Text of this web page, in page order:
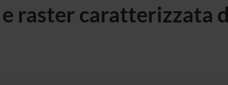
raster caratterizzata